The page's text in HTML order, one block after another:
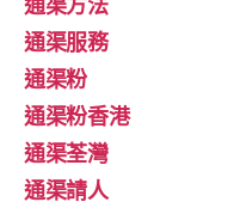
通渠服務
通渠粉
通渠粉香港
通渠荃灣
通渠請人